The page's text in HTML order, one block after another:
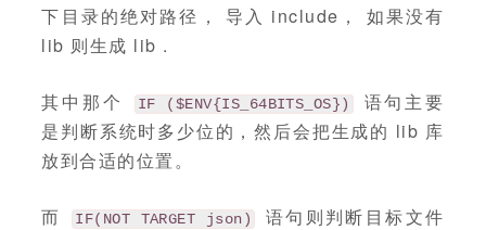
下目录的绝对路径， 导入 include， 如果没有
lib 则生成 lib .
其中那个 IF ($ENV{IS_64BITS_OS})
语句主要
是判断系统时多少位的，然后会把生成的 lib 库
放到合适的位置。
而 IF(NOT TARGET json)
语句则判断目标文件